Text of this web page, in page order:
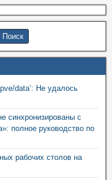
data’: Не удалось
синхронизированы с
полное руководство по
рабочих столов на